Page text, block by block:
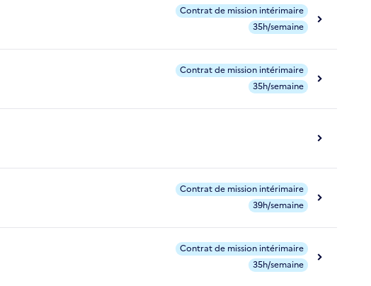
Contrat de mission intérimaire
35h/semaine
Contrat de mission intérimaire
35h/semaine
Contrat de mission intérimaire
39h/semaine
Contrat de mission intérimaire
35h/semaine